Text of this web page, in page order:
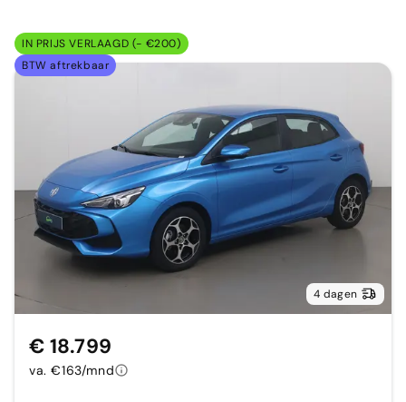
IN PRIJS VERLAAGD (- €200)
BTW aftrekbaar
4 dagen
€ 18.799
va. €163/mnd